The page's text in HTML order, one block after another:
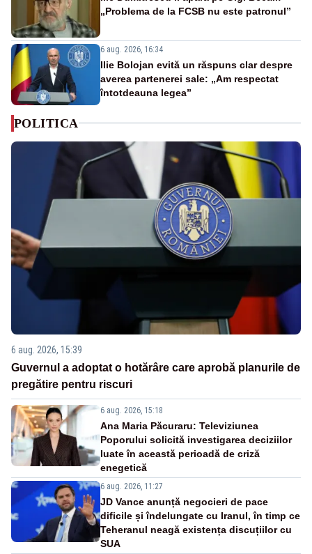
„Problema de la FCSB nu este patronul”
6 aug. 2026, 16:34
Ilie Bolojan evită un răspuns clar despre
averea partenerei sale: „Am respectat
întotdeauna legea”
POLITICA
6 aug. 2026, 15:39
Guvernul a adoptat o hotărâre care aprobă planurile de
pregătire pentru riscuri
6 aug. 2026, 15:18
Ana Maria Păcuraru: Televiziunea
Poporului solicită investigarea deciziilor
luate în această perioadă de criză
enegetică
6 aug. 2026, 11:27
JD Vance anunță negocieri de pace
dificile și îndelungate cu Iranul, în timp ce
Teheranul neagă existența discuțiilor cu
SUA